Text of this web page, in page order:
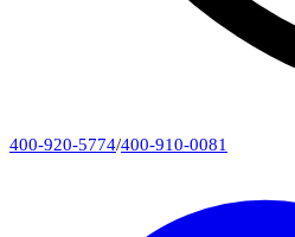
400-920-5774/400-910-0081